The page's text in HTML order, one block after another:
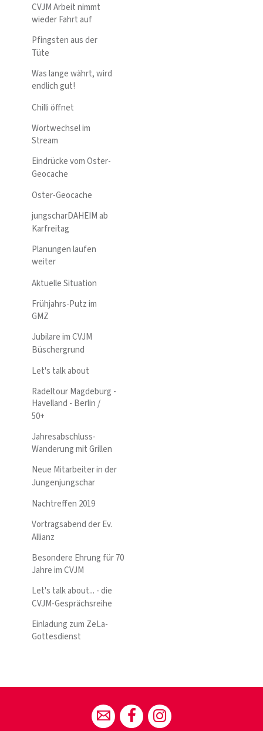
CVJM Arbeit nimmt
wieder Fahrt auf
Pfingsten aus der
Tüte
Was lange währt, wird
endlich gut!
Chilli öffnet
Wortwechsel im
Stream
Eindrücke vom Oster-
Geocache
Oster-Geocache
jungscharDAHEIM ab
Karfreitag
Planungen laufen
weiter
Aktuelle Situation
Frühjahrs-Putz im
GMZ
Jubilare im CVJM
Büschergrund
Let's talk about
Radeltour Magdeburg -
Havelland - Berlin /
50+
Jahresabschluss-
Wanderung mit Grillen
Neue Mitarbeiter in der
Jungenjungschar
Nachtreffen 2019
Vortragsabend der Ev.
Allianz
Besondere Ehrung für 70
Jahre im CVJM
Let's talk about... - die
CVJM-Gesprächsreihe
Einladung zum ZeLa-
Gottesdienst